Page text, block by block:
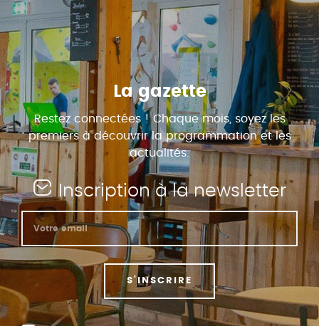
La gazette
Restez connectées ! Chaque mois, soyez les
premiers à découvrir la programmation et les
actualités.
Inscription à la newsletter
S'INSCRIRE